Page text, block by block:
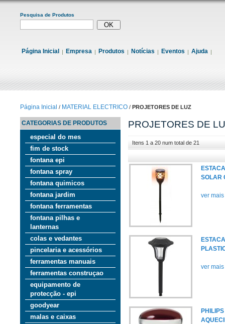
Pesquisa de Produtos
Página Inicial Empresa Produtos Notícias Eventos Ajuda
Página Inicial / MATERIAL ELECTRICO / PROJETORES DE LUZ
CATEGORIAS DE PRODUTOS
especial do mes
fim de stock
fontana epi
fontana spray
fontana quimicos
fontana jardim
fontana ferramentas
fontana pilhas e
lanternas
colas e vedantes
pincelaria e acessórios
ferramentas manuais
ferramentas construçao
equipamento de
protecção - epi
goodyear
malas e caixas
PROJETORES DE
Itens 1 a 20 num total de 21
SOLAR
ver mais
ver mais